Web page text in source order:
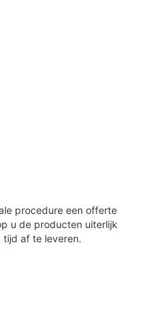
procedure een offerte
u de producten uiterlijk
tijd af te leveren.